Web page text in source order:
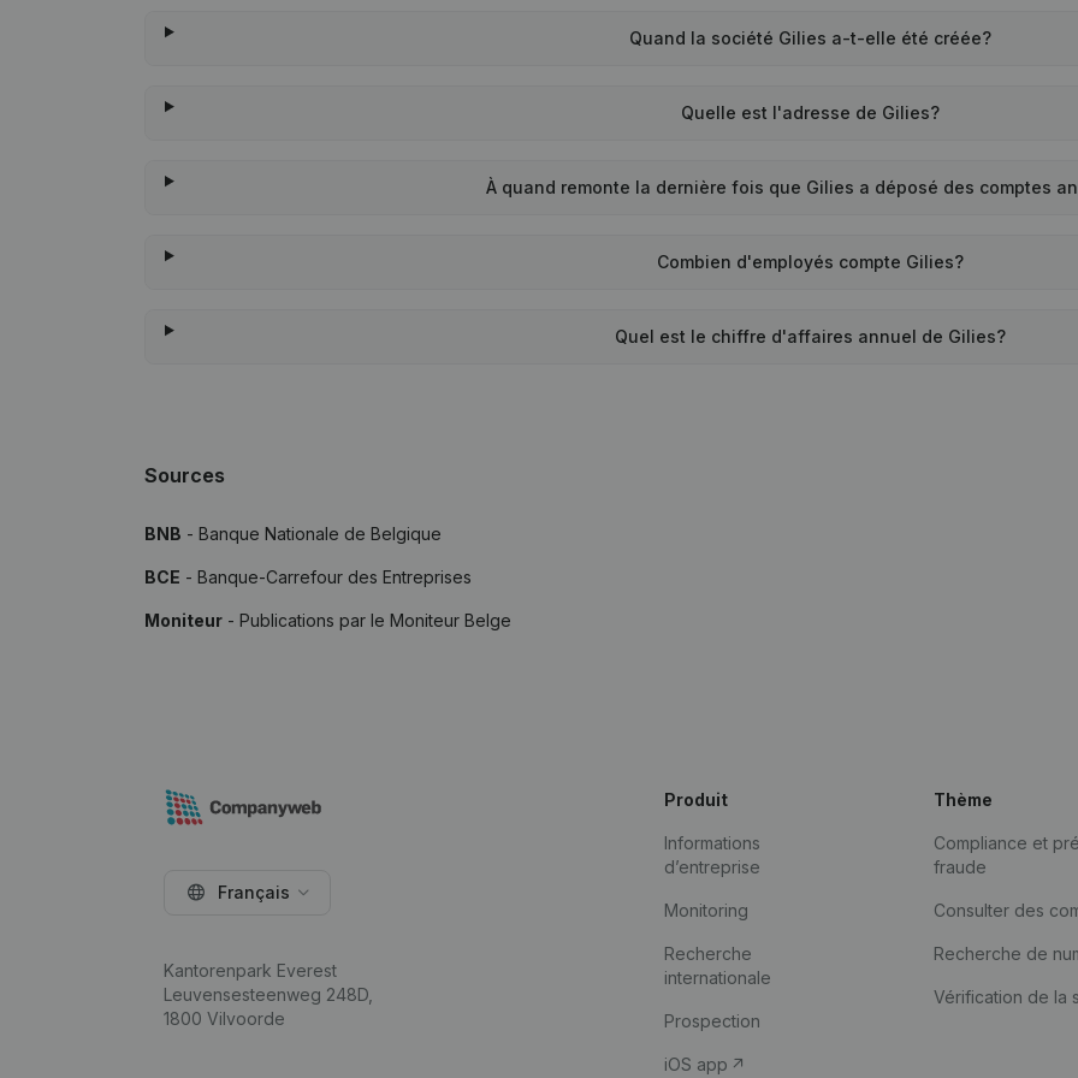
Quand la société Gilies a-t-elle été créée?
Quelle est l'adresse de Gilies?
À quand remonte la dernière fois que Gilies a déposé des comptes
Combien d'employés compte Gilies?
Quel est le chiffre d'affaires annuel de Gilies?
Sources
BNB - Banque Nationale de Belgique
BCE - Banque-Carrefour des Entreprises
Moniteur - Publications par le Moniteur Belge
Français
Kantorenpark Everest
Leuvensesteenweg 248D,
1800 Vilvoorde
Produit
Informations
d’entreprise
Monitoring
Recherche
internationale
Prospection
iOS app
Thème
Compliance et
fraude
Consulter des
Recherche de
Vérification de la